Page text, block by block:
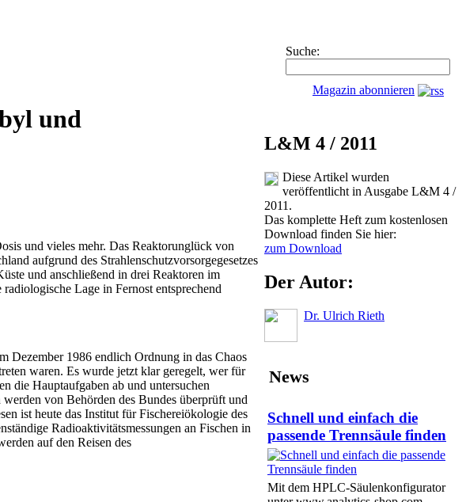
Suche:
Magazin abonnieren
und
und vieles mehr. Das Reaktorunglück von
aufgrund des Strahlenschutzvorsorgegesetzes
und anschließend in drei Reaktoren im
Lage in Fernost entsprechend
Dezember 1986 endlich Ordnung in das Chaos
waren. Es wurde jetzt klar geregelt, wer für
die Hauptaufgaben ab und untersuchen
von Behörden des Bundes überprüft und
ist heute das Institut für Fischereiökologie des
Radioaktivitätsmessungen an Fischen in
auf den Reisen des
L&M 4 / 2011
Diese Artikel wurden
veröffentlicht in Ausgabe L&M 4 /
2011.
Das komplette Heft zum kostenlosen
Download finden Sie hier:
zum Download
Der Autor:
Dr. Ulrich Rieth
News
Schnell und einfach die
passende Trennsäule finden
Mit dem HPLC-Säulenkonfigurator